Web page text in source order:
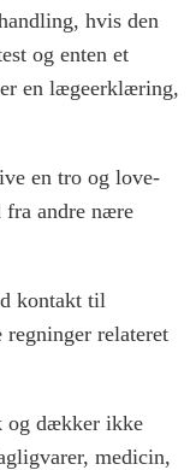
hvis den
og enten et
en lægeerklæring,
en tro og love-
andre nære
kontakt til
relateret
og dækker ikke
medicin,